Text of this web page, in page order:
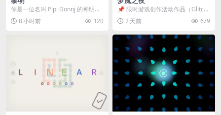
你是一位名叫 Pipi Donnj 的神明。
你的任务是保护一群白色小人。 点
击...8 小时前 120
📌 限时游戏创作活动作品（Glitch
Game Jam） 📖 故事背景 怪物四...
2 天前 679